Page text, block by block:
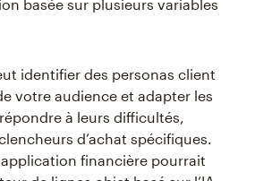
basée sur plusieurs variables
identifier des personas client
votre audience et adapter les
à leurs difficultés,
d’achat spécifiques.
application financière pourrait